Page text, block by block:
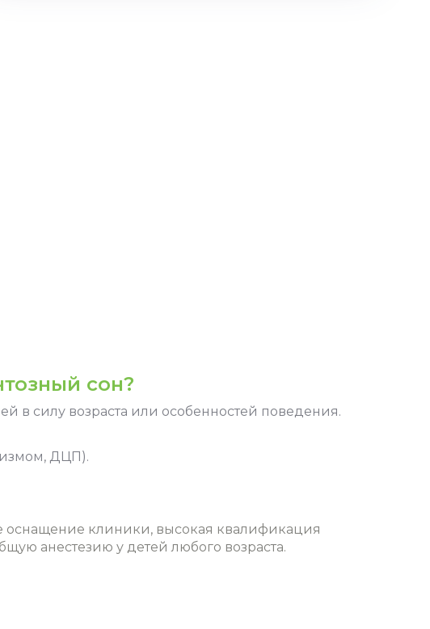
сон?
в силу возраста или особенностей поведения.
ДЦП).
оснащение клиники, высокая квалификация
анестезию у детей любого возраста.